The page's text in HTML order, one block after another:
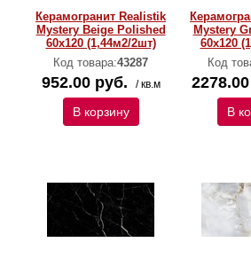
Керамогранит Realistik
Mystery Beige Polished
60х120 (1,44м2/2шт)
Код товара:43287
952.00 руб. / кв.м
В корзину
Mystery
60х120
Код
В